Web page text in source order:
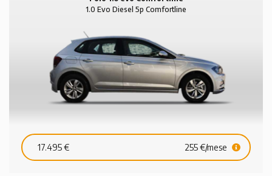
1.0 Evo Diesel 5p Comfortline
17.495 € 255 €/mese